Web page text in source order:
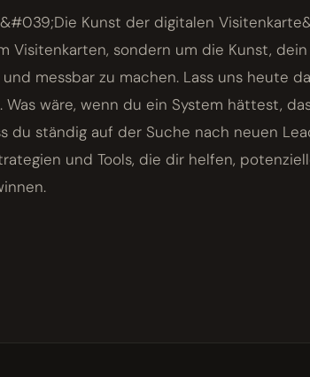
Kunst der digitalen
Visitenkarten, sondern um die Kunst,
messbar zu machen. Lass uns heute
Was wäre, wenn du ein System hättest,
du ständig auf der Suche nach neuen
und Tools, die dir helfen,